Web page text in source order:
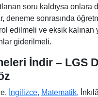
soru kaldıysa onlara
deneme sonrasında
edilmeli ve eksik kalınan
giderilmeli.
İndir – LGS
İngilizce, Matematik,